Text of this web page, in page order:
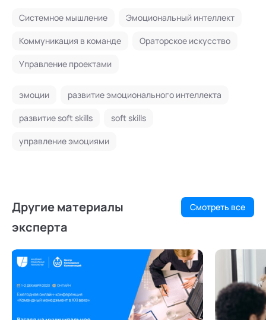
Системное мышление Эмоциональный интеллект
Коммуникация в команде Ораторское искусство
Управление проектами
эмоции развитие эмоционального интеллекта
развитие soft skills soft skills
управление эмоциями
Другие материалы
эксперта
Смотреть все